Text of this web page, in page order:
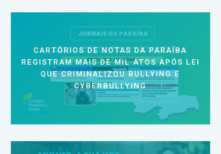
CARTÓRIOS DE NOTAS DA PARAÍBA
REGISTRAM MAIS DE MIL ATOS APÓS LEI
QUE CRIMINALIZOU BULLYING E
CYBERBULLYING